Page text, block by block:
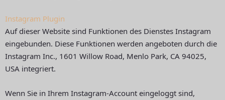
Instagram Plugin
Auf dieser Website sind Funktionen des Dienstes Instagram
eingebunden. Diese Funktionen werden angeboten durch die
Instagram Inc., 1601 Willow Road, Menlo Park, CA 94025,
USA integriert.
Wenn Sie in Ihrem Instagram-Account eingeloggt sind,